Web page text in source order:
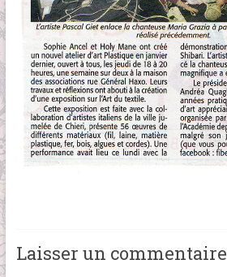
Laisser un commentaire